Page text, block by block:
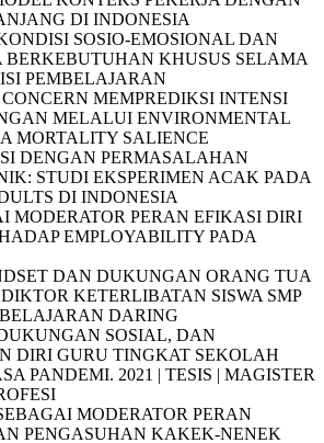
DI INDONESIA
SOSIO-EMOSIONAL DAN
BERKEBUTUHAN KHUSUS SELAMA
PEMBELAJARAN
MEMPREDIKSI INTENSI
MELALUI ENVIRONMENTAL
MORTALITY SALIENCE
DENGAN PERMASALAHAN
STUDI EKSPERIMEN ACAK PADA
DI INDONESIA
MODERATOR PERAN EFIKASI DIRI
EMPLOYABILITY PADA
DAN DUKUNGAN ORANG TUA
KETERLIBATAN SISWA SMP
DARING
SOSIAL, DAN
DIRI GURU TINGKAT SEKOLAH
PANDEMI. 2021 | TESIS | MAGISTER
MODERATOR PERAN
PENGASUHAN KAKEK-NENEK